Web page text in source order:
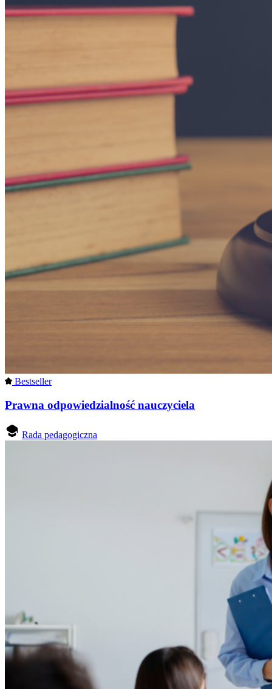
Bestseller
Prawna odpowiedzialność nauczyciela
Rada pedagogiczna